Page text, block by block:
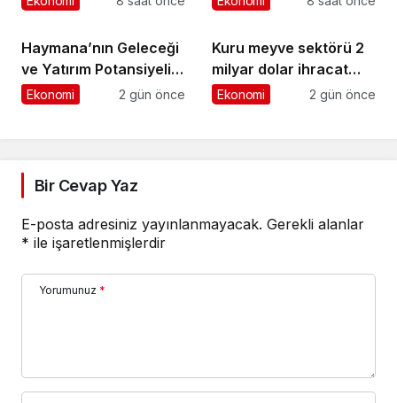
Haymana’nın Geleceği
ve Yatırım Potansiyeli
Masaya Yatırıldı
Ekonomi 2 gün önce
Kuru meyve sektörü 2
milyar dolar ihracat
hedefi için Ankara’dan
Ekonomi 2 gün önce
Bir Cevap Yaz
E-posta adresiniz yayınlanmayacak. Gerekli alanlar
* ile işaretlenmişlerdir
Yorumunuz *